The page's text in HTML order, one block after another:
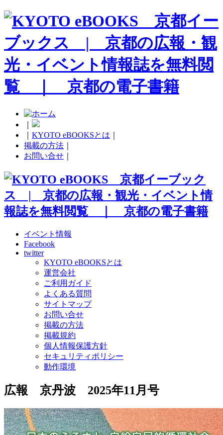
KYOTO eBOOKSとは
掲載の方法
お問い合せ
イベント情報
Facebook
twitter
KYOTO eBOOKSとは
運営会社
ご利用ガイド
よくある質問
サイトマップ
お問い合せ
掲載の方法
掲載規約
個人情報保護方針
セキュリティポリシー
動作環境
広報 京丹波 2025年11月号